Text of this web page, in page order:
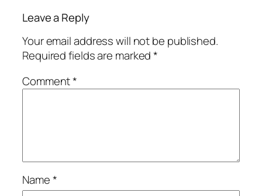
Leave a Reply
Your email address will not be published.
Required fields are marked*
Comment*
Name*